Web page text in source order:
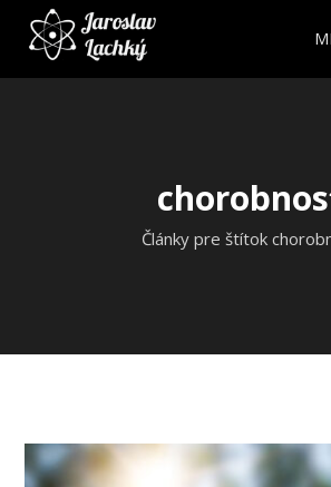
Články pre štítok